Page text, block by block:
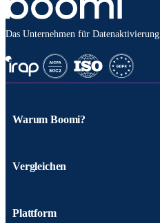
Das Unternehmen für Datenaktivierung
Warum Boomi?
Vergleichen
Plattform